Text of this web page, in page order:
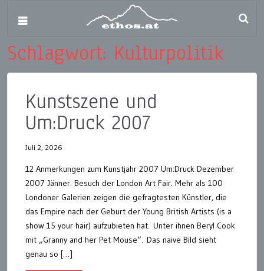
Schlagwort: Kulturpolitik
Kunstszene und
Um:Druck 2007
Juli 2, 2026
12 Anmerkungen zum Kunstjahr 2007 Um:Druck Dezember
2007 Jänner. Besuch der London Art Fair. Mehr als 100
Londoner Galerien zeigen die gefragtesten Künstler, die
das Empire nach der Geburt der Young British Artists (is a
show 15 your hair) aufzubieten hat. Unter ihnen Beryl Cook
mit „Granny and her Pet Mouse“. Das naive Bild sieht
genau so […]